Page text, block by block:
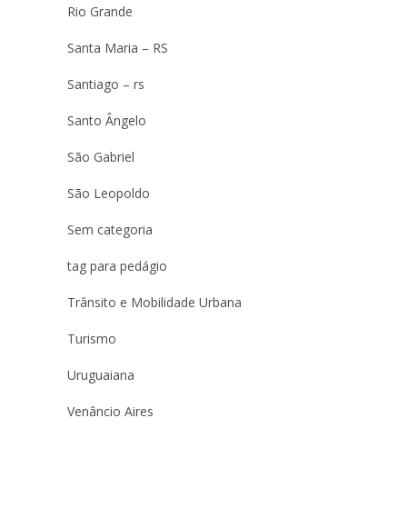
Rio Grande
Santa Maria – RS
Santiago – rs
Santo Ângelo
São Gabriel
São Leopoldo
Sem categoria
tag para pedágio
Trânsito e Mobilidade Urbana
Turismo
Uruguaiana
Venâncio Aires